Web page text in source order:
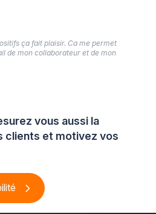
vous aussi la
clients et motivez vos
ça fait plaisir. Ca me permet
de mon collaborateur et de mon